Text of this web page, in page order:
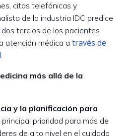
citas telefónicas y
de la industria IDC predice
tercios de los pacientes
atención médica a través de
.
más allá de la
y la planificación para
principal prioridad para más de
de alto nivel en el cuidado